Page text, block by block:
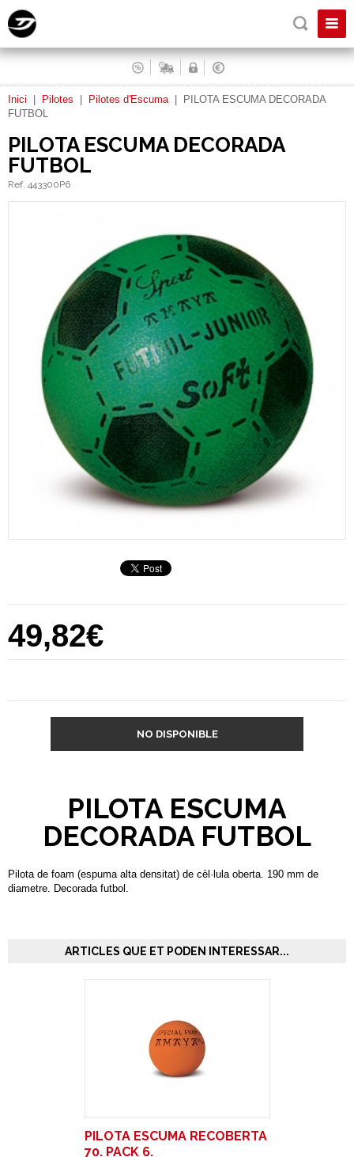
Inici Pilotes Pilotes d'Escuma|
PILOTA ESCUMA DECORADA
FUTBOL
PILOTA ESCUMA DECORADA
FUTBOL
Ref. 443300P6
49,82€
NO DISPONIBLE
PILOTA ESCUMA
DECORADA FUTBOL
Pilota de foam (espuma alta densitat) de cèl·lula oberta. 190 mm de
diametre. Decorada futbol.
ARTICLES QUE ET PODEN INTERESSAR...
PILOTA ESCUMA RECOBERTA
70. PACK 6.